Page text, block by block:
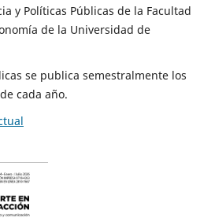
y Políticas Públicas de la Facultad
de la Universidad de
se publica semestralmente los
cada año.